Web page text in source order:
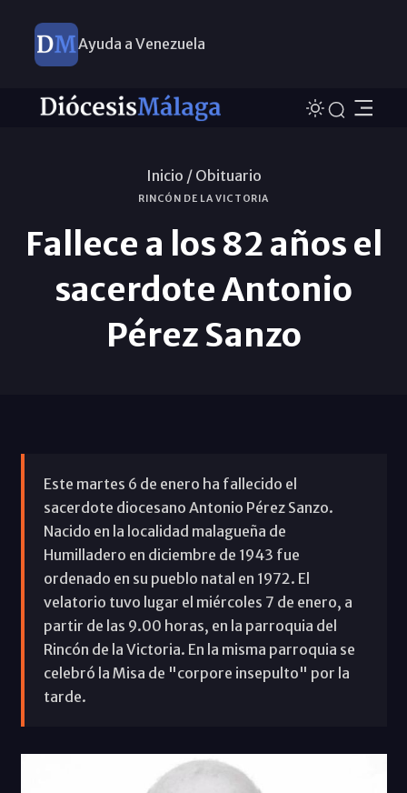
Ayuda a Venezuela
Inicio / Obituario
RINCÓN DE LA VICTORIA
Fallece a los 82 años el
sacerdote Antonio
Pérez Sanzo
Este martes 6 de enero ha fallecido el
sacerdote diocesano Antonio Pérez Sanzo.
Nacido en la localidad malagueña de
Humilladero en diciembre de 1943 fue
ordenado en su pueblo natal en 1972. El
velatorio tuvo lugar el miércoles 7 de enero, a
partir de las 9.00 horas, en la parroquia del
Rincón de la Victoria. En la misma parroquia se
celebró la Misa de "corpore insepulto" por la
tarde.